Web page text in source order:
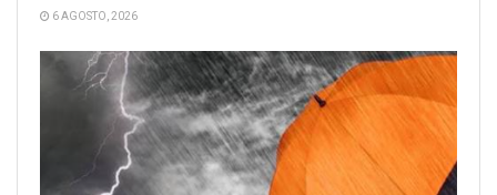
6 AGOSTO, 2026